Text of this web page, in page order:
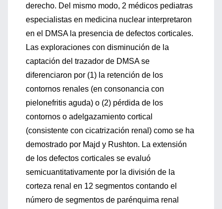
derecho. Del mismo modo, 2 médicos pediatras
especialistas en medicina nuclear interpretaron
en el DMSA la presencia de defectos corticales.
Las exploraciones con disminución de la
captación del trazador de DMSA se
diferenciaron por (1) la retención de los
contornos renales (en consonancia con
pielonefritis aguda) o (2) pérdida de los
contornos o adelgazamiento cortical
(consistente con cicatrización renal) como se ha
demostrado por Majd y Rushton. La extensión
de los defectos corticales se evaluó
semicuantitativamente por la división de la
corteza renal en 12 segmentos contando el
número de segmentos de parénquima renal